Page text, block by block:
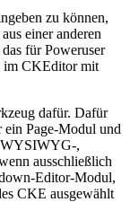
zu können,
einer anderen
für Poweruser
im CKEditor mit
dafür. Dafür
ein Page-Modul und
WYSIWYG-,
ausschließlich
Editor-Modul,
CKE ausgewählt